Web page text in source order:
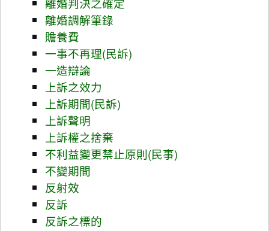
離婚判決之確定
離婚調解筆錄
贍養費
一事不再理(民訴)
一造辯論
上訴之效力
上訴期間(民訴)
上訴聲明
上訴權之捨棄
不利益變更禁止原則(民事)
不變期間
反射效
反訴
反訴之標的